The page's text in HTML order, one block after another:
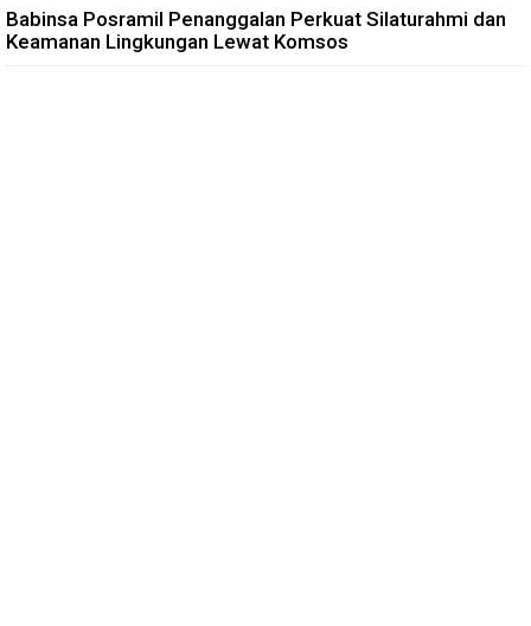
Babinsa Posramil Penanggalan Perkuat Silaturahmi dan
Keamanan Lingkungan Lewat Komsos